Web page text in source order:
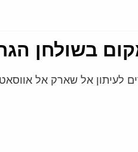
בשולחן
לעיתון אל שארק אל